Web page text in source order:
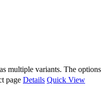
multiple variants. The options
page Details Quick View